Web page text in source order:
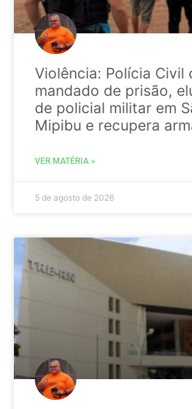
Violência: Polícia Civil
mandado de prisão,
de policial militar em
Mipibu e recupera
VER MATÉRIA »
5 de agosto de 2026